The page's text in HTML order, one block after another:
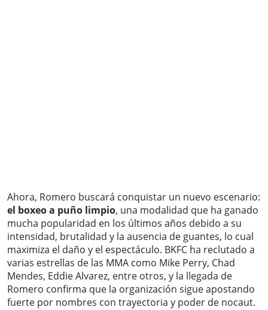
Ahora, Romero buscará conquistar un nuevo escenario:
el boxeo a puño limpio, una modalidad que ha ganado
mucha popularidad en los últimos años debido a su
intensidad, brutalidad y la ausencia de guantes, lo cual
maximiza el daño y el espectáculo. BKFC ha reclutado a
varias estrellas de las MMA como Mike Perry, Chad
Mendes, Eddie Alvarez, entre otros, y la llegada de
Romero confirma que la organización sigue apostando
fuerte por nombres con trayectoria y poder de nocaut.